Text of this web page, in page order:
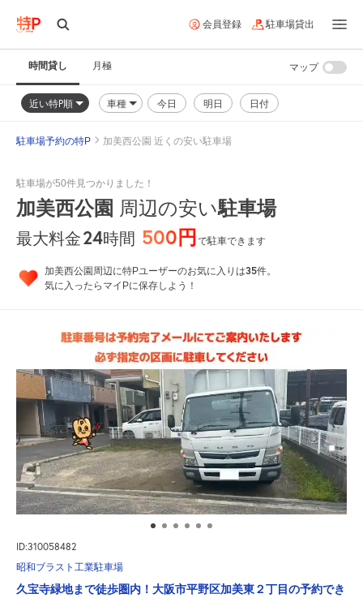
会員登録 駐車場貸出
時間貸し 月極
近い特P順 車種 今日 明日 日付
マップ
駐車場予約の特P 加美西公園 近くの安い駐車場
駐車場が50件見つかりました！
加美西公園 周辺の安い駐車場
最大料金24時間 500円で駐車できます
加美西公園周辺に特Pユーザーのお気に入りは35件。
気に入ったらマイPに保存しよう！
ID:310058482
昭和ブラスト工業駐車場
久宝寺緑地まで徒歩圏内！大阪市平野区加美東２丁目の予約でき